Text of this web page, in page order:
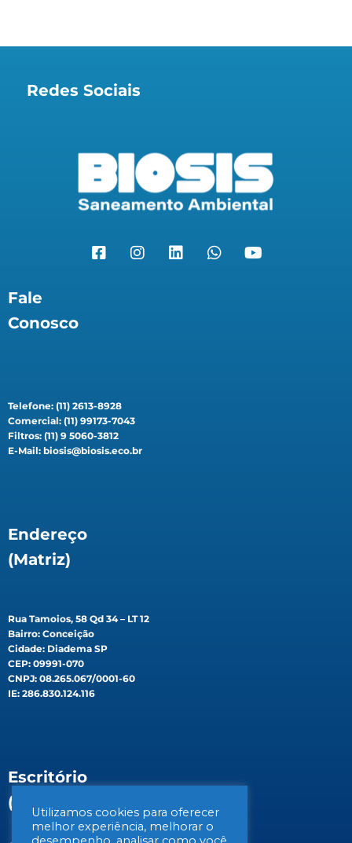
Redes Sociais
Fale
Conosco
Telefone: (11) 2613-8928
Comercial: (11) 99173-7043
Filtros: (11) 9 5060-3812
E-Mail: biosis@biosis.eco.br
Endereço
(Matriz)
Rua Tamoios, 58 Qd 34 – LT 12
Bairro: Conceição
Cidade: Diadema SP
CEP: 09991-070
CNPJ: 08.265.067/0001-60
IE: 286.830.124.116
Escritório
(Filial)
Utilizamos cookies para oferecer
melhor experiência, melhorar o